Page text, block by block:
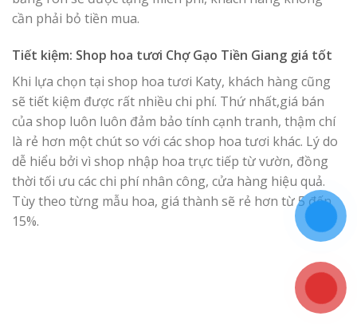
cần phải bỏ tiền mua.
Tiết kiệm: Shop hoa tươi Chợ Gạo Tiền Giang giá tốt
Khi lựa chọn tại shop hoa tươi Katy, khách hàng cũng
sẽ tiết kiệm được rất nhiều chi phí. Thứ nhất,giá bán
của shop luôn luôn đảm bảo tính cạnh tranh, thậm chí
là rẻ hơn một chút so với các shop hoa tươi khác. Lý do
dễ hiểu bởi vì shop nhập hoa trực tiếp từ vườn, đồng
thời tối ưu các chi phí nhân công, cửa hàng hiệu quả.
Tùy theo từng mẫu hoa, giá thành sẽ rẻ hơn từ 5 đến
15%.